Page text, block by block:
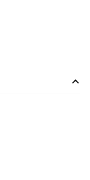
Am
vacanță
a
când
nu